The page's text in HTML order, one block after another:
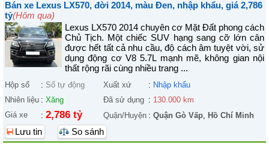
Bán xe Lexus LX570, đời 2014, màu Đen, nhập khẩu, giá 2,786
tỷ(Hôm qua)
Lexus LX570 2014 chuyên cơ Mặt Đất phong cách
Chủ Tịch. Một chiếc SUV hạng sang cỡ lớn cân
được hết tất cả nhu cầu, độ cách âm tuyệt vời, sử
dụng động cơ V8 5.7L mạnh mẽ, không gian nội
thất rộng rãi cùng nhiều trang ...
Hộp số : Số tự động Xuất xứ : Nhập khẩu
Nhiên liệu : Xăng Đã sử dụng : 130.000 km
Giá xe
: 2,786 tỷ Quận/Huyện : Quận Gò Vấp, Hồ Chí Minh
Lưu tin
So sánh